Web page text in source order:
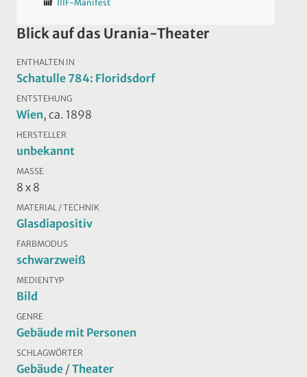
IIIF-Manifest
Blick auf das Urania-Theater
ENTHALTEN IN
Schatulle 784: Floridsdorf
ENTSTEHUNG
Wien, ca. 1898
HERSTELLER
unbekannt
MASSE
8 x 8
MATERIAL / TECHNIK
Glasdiapositiv
FARBMODUS
schwarzweiß
MEDIENTYP
Bild
GENRE
Gebäude mit Personen
SCHLAGWÖRTER
Gebäude / Theater